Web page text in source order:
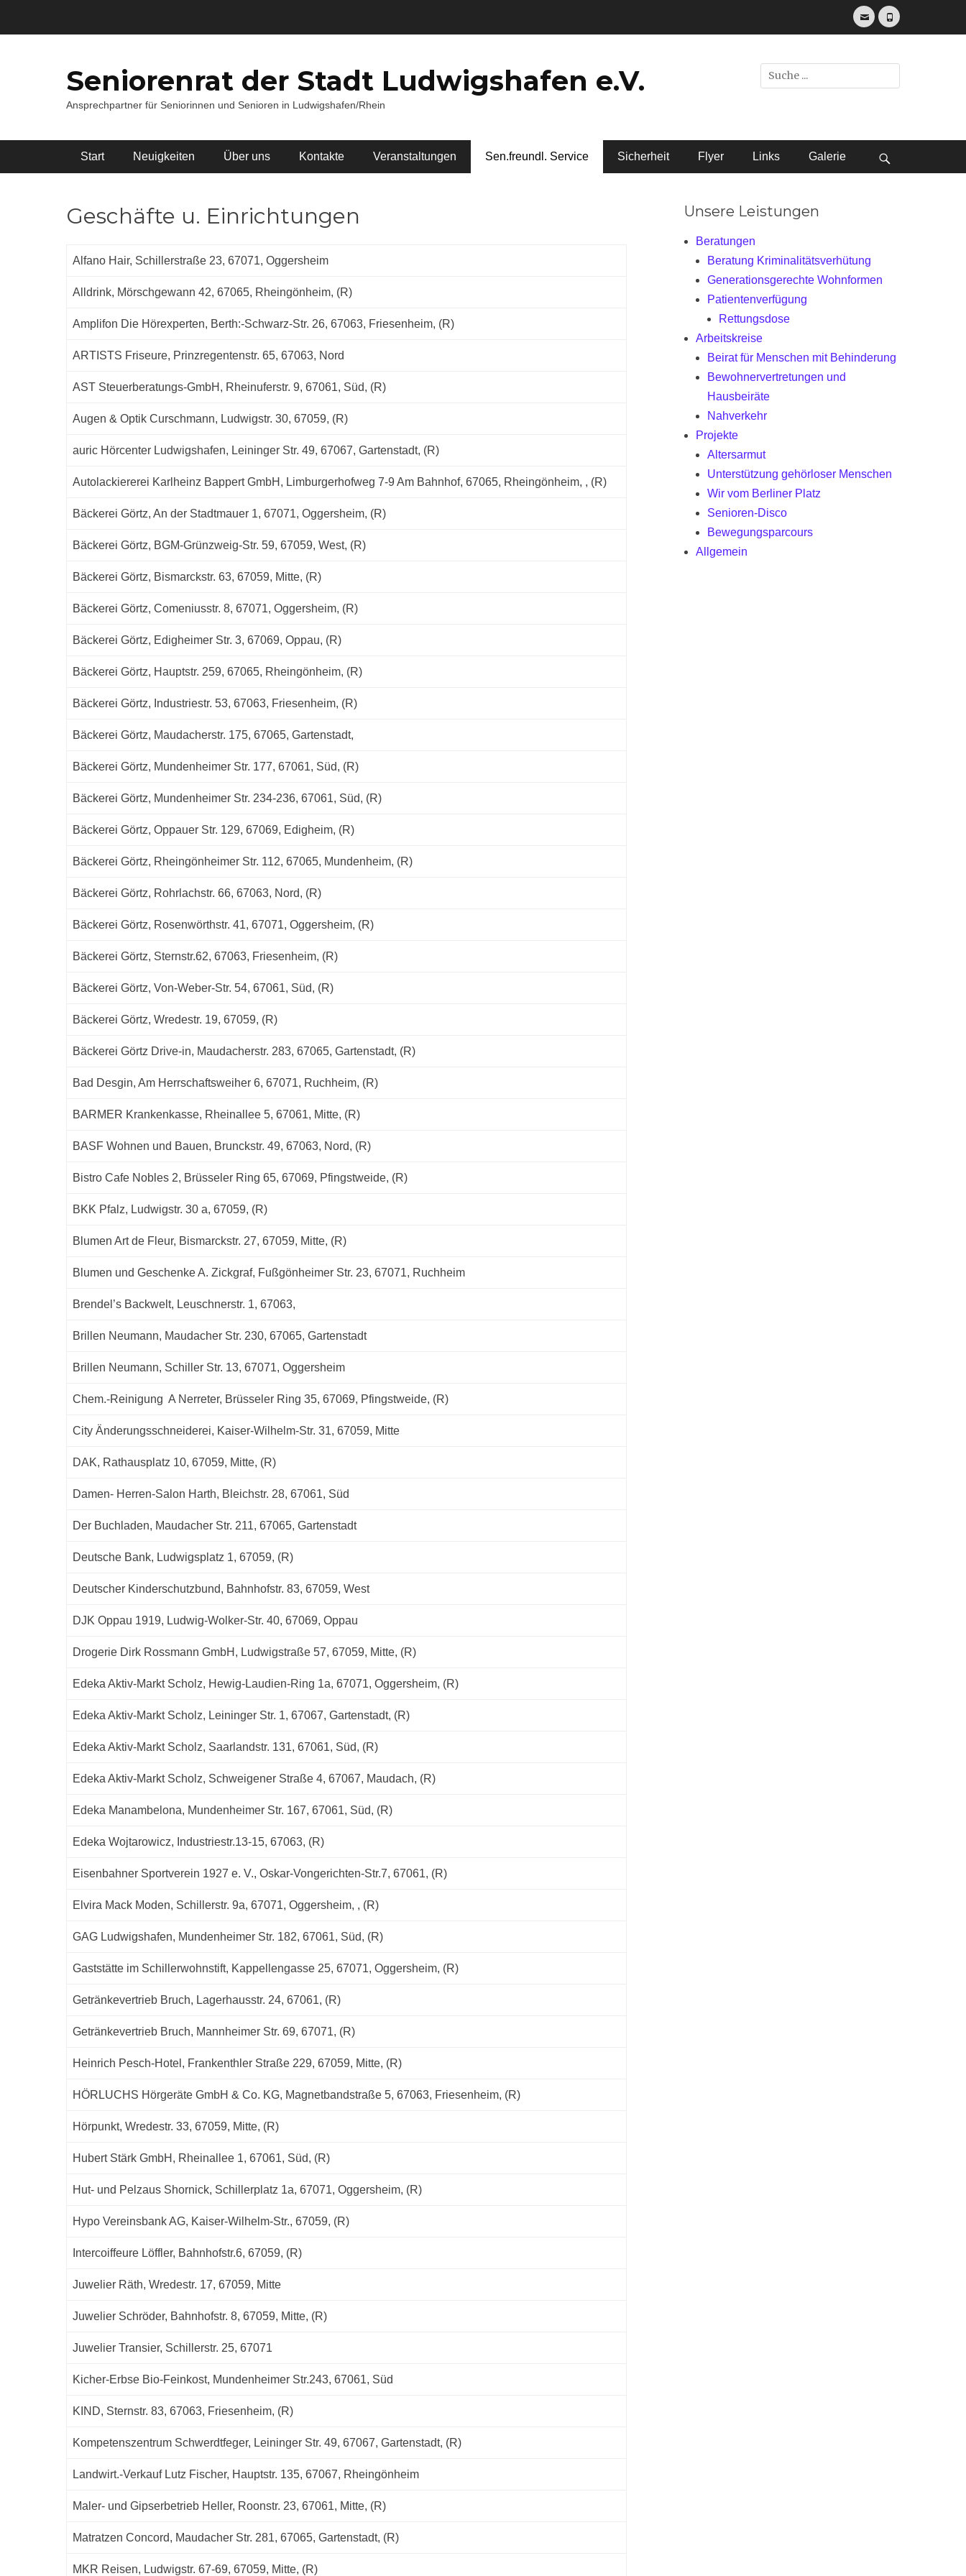
E-
Telefon
Seniorenrat der Stadt Ludwigshafen e.V.
Ansprechpartner für Seniorinnen und Senioren in Ludwigshafen/Rhein
Suche
nach:
Hauptmenü
Start Neuigkeiten Über uns Kontakte Veranstaltungen Sen.freundl. Service Sicherheit Flyer Links Galerie
Geschäfte u. Einrichtungen
Alfano Hair, Schillerstraße 23, 67071, Oggersheim
Alldrink, Mörschgewann 42, 67065, Rheingönheim, (R)
Amplifon Die Hörexperten, Berth:-Schwarz-Str. 26, 67063, Friesenheim, (R)
ARTISTS Friseure, Prinzregentenstr. 65, 67063, Nord
AST Steuerberatungs-GmbH, Rheinuferstr. 9, 67061, Süd, (R)
Augen & Optik Curschmann, Ludwigstr. 30, 67059, (R)
auric Hörcenter Ludwigshafen, Leininger Str. 49, 67067, Gartenstadt, (R)
Autolackiererei Karlheinz Bappert GmbH, Limburgerhofweg 7-9 Am Bahnhof, 67065, Rheingönheim, , (R)
Bäckerei Görtz, An der Stadtmauer 1, 67071, Oggersheim, (R)
Bäckerei Görtz, BGM-Grünzweig-Str. 59, 67059, West, (R)
Bäckerei Görtz, Bismarckstr. 63, 67059, Mitte, (R)
Bäckerei Görtz, Comeniusstr. 8, 67071, Oggersheim, (R)
Bäckerei Görtz, Edigheimer Str. 3, 67069, Oppau, (R)
Bäckerei Görtz, Hauptstr. 259, 67065, Rheingönheim, (R)
Bäckerei Görtz, Industriestr. 53, 67063, Friesenheim, (R)
Bäckerei Görtz, Maudacherstr. 175, 67065, Gartenstadt,
Bäckerei Görtz, Mundenheimer Str. 177, 67061, Süd, (R)
Bäckerei Görtz, Mundenheimer Str. 234-236, 67061, Süd, (R)
Bäckerei Görtz, Oppauer Str. 129, 67069, Edigheim, (R)
Bäckerei Görtz, Rheingönheimer Str. 112, 67065, Mundenheim, (R)
Bäckerei Görtz, Rohrlachstr. 66, 67063, Nord, (R)
Bäckerei Görtz, Rosenwörthstr. 41, 67071, Oggersheim, (R)
Bäckerei Görtz, Sternstr.62, 67063, Friesenheim, (R)
Bäckerei Görtz, Von-Weber-Str. 54, 67061, Süd, (R)
Bäckerei Görtz, Wredestr. 19, 67059, (R)
Bäckerei Görtz Drive-in, Maudacherstr. 283, 67065, Gartenstadt, (R)
Bad Desgin, Am Herrschaftsweiher 6, 67071, Ruchheim, (R)
BARMER Krankenkasse, Rheinallee 5, 67061, Mitte, (R)
BASF Wohnen und Bauen, Brunckstr. 49, 67063, Nord, (R)
Bistro Cafe Nobles 2, Brüsseler Ring 65, 67069, Pfingstweide, (R)
BKK Pfalz, Ludwigstr. 30 a, 67059, (R)
Blumen Art de Fleur, Bismarckstr. 27, 67059, Mitte, (R)
Blumen und Geschenke A. Zickgraf, Fußgönheimer Str. 23, 67071, Ruchheim
Brendel’s Backwelt, Leuschnerstr. 1, 67063,
Brillen Neumann, Maudacher Str. 230, 67065, Gartenstadt
Brillen Neumann, Schiller Str. 13, 67071, Oggersheim
Chem.-Reinigung A Nerreter, Brüsseler Ring 35, 67069, Pfingstweide, (R)
City Änderungsschneiderei, Kaiser-Wilhelm-Str. 31, 67059, Mitte
DAK, Rathausplatz 10, 67059, Mitte, (R)
Damen- Herren-Salon Harth, Bleichstr. 28, 67061, Süd
Der Buchladen, Maudacher Str. 211, 67065, Gartenstadt
Deutsche Bank, Ludwigsplatz 1, 67059, (R)
Deutscher Kinderschutzbund, Bahnhofstr. 83, 67059, West
DJK Oppau 1919, Ludwig-Wolker-Str. 40, 67069, Oppau
Drogerie Dirk Rossmann GmbH, Ludwigstraße 57, 67059, Mitte, (R)
Edeka Aktiv-Markt Scholz, Hewig-Laudien-Ring 1a, 67071, Oggersheim, (R)
Edeka Aktiv-Markt Scholz, Leininger Str. 1, 67067, Gartenstadt, (R)
Edeka Aktiv-Markt Scholz, Saarlandstr. 131, 67061, Süd, (R)
Edeka Aktiv-Markt Scholz, Schweigener Straße 4, 67067, Maudach, (R)
Edeka Manambelona, Mundenheimer Str. 167, 67061, Süd, (R)
Edeka Wojtarowicz, Industriestr.13-15, 67063, (R)
Eisenbahner Sportverein 1927 e. V., Oskar-Vongerichten-Str.7, 67061, (R)
Elvira Mack Moden, Schillerstr. 9a, 67071, Oggersheim, , (R)
GAG Ludwigshafen, Mundenheimer Str. 182, 67061, Süd, (R)
Gaststätte im Schillerwohnstift, Kappellengasse 25, 67071, Oggersheim, (R)
Getränkevertrieb Bruch, Lagerhausstr. 24, 67061, (R)
Getränkevertrieb Bruch, Mannheimer Str. 69, 67071, (R)
Heinrich Pesch-Hotel, Frankenthler Straße 229, 67059, Mitte, (R)
HÖRLUCHS Hörgeräte GmbH & Co. KG, Magnetbandstraße 5, 67063, Friesenheim, (R)
Hörpunkt, Wredestr. 33, 67059, Mitte, (R)
Hubert Stärk GmbH, Rheinallee 1, 67061, Süd, (R)
Hut- und Pelzaus Shornick, Schillerplatz 1a, 67071, Oggersheim, (R)
Hypo Vereinsbank AG, Kaiser-Wilhelm-Str., 67059, (R)
Intercoiffeure Löffler, Bahnhofstr.6, 67059, (R)
Juwelier Räth, Wredestr. 17, 67059, Mitte
Juwelier Schröder, Bahnhofstr. 8, 67059, Mitte, (R)
Juwelier Transier, Schillerstr. 25, 67071
Kicher-Erbse Bio-Feinkost, Mundenheimer Str.243, 67061, Süd
KIND, Sternstr. 83, 67063, Friesenheim, (R)
Kompetenszentrum Schwerdtfeger, Leininger Str. 49, 67067, Gartenstadt, (R)
Landwirt.-Verkauf Lutz Fischer, Hauptstr. 135, 67067, Rheingönheim
Maler- und Gipserbetrieb Heller, Roonstr. 23, 67061, Mitte, (R)
Matratzen Concord, Maudacher Str. 281, 67065, Gartenstadt, (R)
MKR Reisen, Ludwigstr. 67-69, 67059, Mitte, (R)
Unsere Leistungen
Beratungen
Beratung Kriminalitätsverhütung
Generationsgerechte Wohnformen
Patientenverfügung
Rettungsdose
Arbeitskreise
Beirat für Menschen mit Behinderung
Bewohnervertretungen und
Hausbeiräte
Nahverkehr
Projekte
Altersarmut
Unterstützung gehörloser Menschen
Wir vom Berliner Platz
Senioren-Disco
Bewegungsparcours
Allgemein